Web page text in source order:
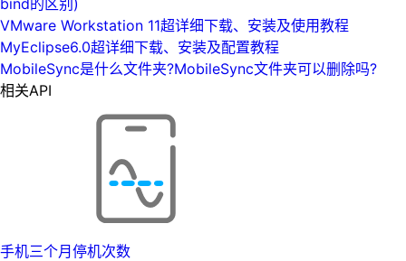
VMware Workstation 11超详细下载、安装及使用教程
MyEclipse6.0超详细下载、安装及配置教程
MobileSync是什么文件夹?MobileSync文件夹可以删除吗?
相关API
手机三个月停机次数